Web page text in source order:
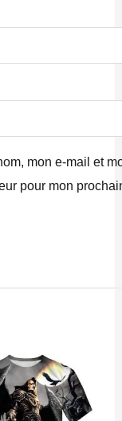
mon e-mail et
pour mon